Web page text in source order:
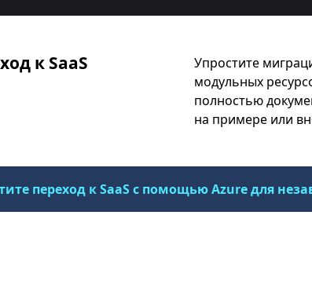
к SaaS
Упростите
модульных
полностью
на примере или
переход к SaaS с помощью Azure для